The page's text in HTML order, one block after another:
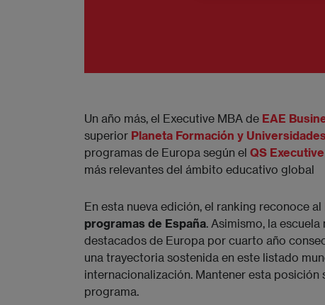
Un año más, el Executive MBA de EAE
superior Planeta Formación y Universidades
programas de Europa según el QS
más relevantes del ámbito educativo global
En esta nueva edición, el ranking reconoce al
programas de España. Asimismo, la
destacados de Europa por cuarto año
una trayectoria sostenida en este listado
internacionalización. Mantener esta
programa.